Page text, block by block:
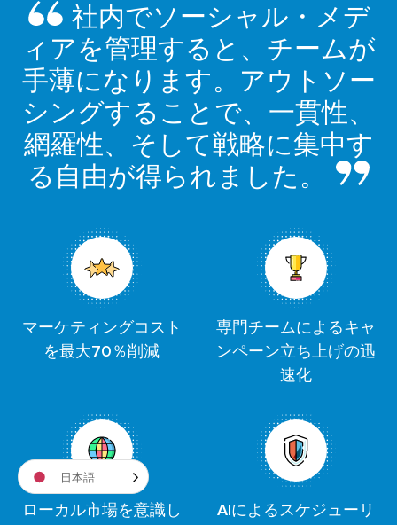
社内でソーシャル・メデ
ィアを管理すると、チームが
手薄になります。アウトソー
シングすることで、一貫性、
網羅性、そして戦略に集中す
る自由が得られました。
マーケティングコスト
を最大70％削減
専門チームによるキャ
ンペーン立ち上げの迅
速化
ローカル市場を意識し AIによるスケジューリ
日本語